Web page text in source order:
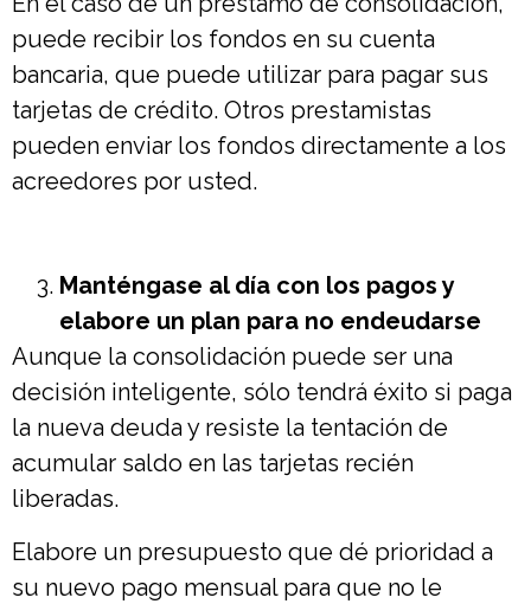
puede recibir los fondos en su cuenta
bancaria, que puede utilizar para pagar sus
tarjetas de crédito. Otros prestamistas
pueden enviar los fondos directamente a los
acreedores por usted.
Manténgase al día con los pagos y
elabore un plan para no endeudarse
Aunque la consolidación puede ser una
decisión inteligente, sólo tendrá éxito si paga
la nueva deuda y resiste la tentación de
acumular saldo en las tarjetas recién
liberadas.
Elabore un presupuesto que dé prioridad a
su nuevo pago mensual para que no le